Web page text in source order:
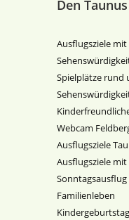
Den
Ausflugsziele
Spielplätze rund
Webcam
Ausflugsziele
Ausflugsziele
Familienleben